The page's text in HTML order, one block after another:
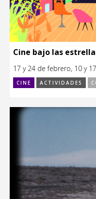
Cine bajo las
17 y 24 de febrero, 10 y
CINE ACTIVIDADES